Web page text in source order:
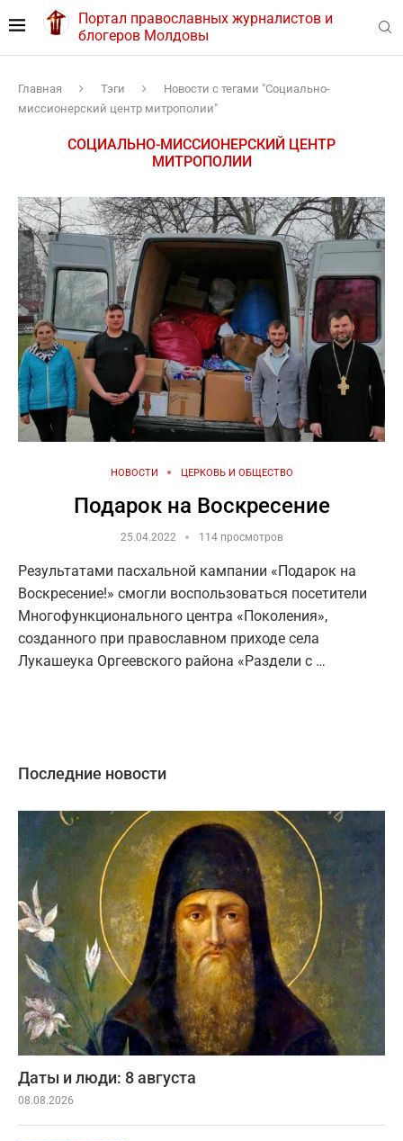
Портал православных журналистов и
блогеров Молдовы
Главная Тэги
Новости с тегами "Социально-
миссионерский центр митрополии"
СОЦИАЛЬНО-МИССИОНЕРСКИЙ ЦЕНТР
МИТРОПОЛИИ
НОВОСТИ ЦЕРКОВЬ И ОБЩЕСТВО
Подарок на Воскресение
25.04.2022 114 просмотров
Результатами пасхальной кампании «Подарок на
Воскресение!» смогли воспользоваться посетители
Многофункционального центра «Поколения»,
созданного при православном приходе села
Лукашеука Оргеевского района «Раздели с …
Последние новости
Даты и люди: 8 августа
08.08.2026